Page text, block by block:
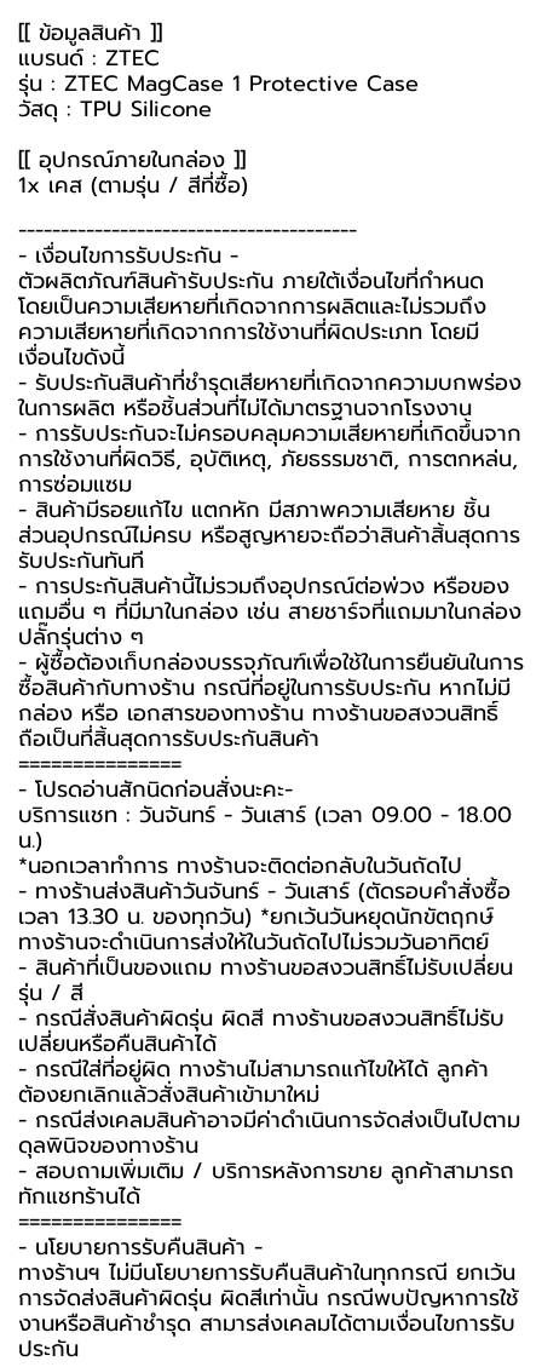
[[ ข้อมูลสินค้า ]]
แบรนด์ : ZTEC
รุ่น : ZTEC MagCase 1 Protective Case
วัสดุ : TPU Silicone
[[ อุปกรณ์ภายในกล่อง ]]
1x เคส (ตามรุ่น / สีที่ซื้อ)
----------------------------------------
-️ เงื่อนไขการรับประกัน -️
ตัวผลิตภัณฑ์สินค้ารับประกัน ภายใต้เงื่อนไขที่กำหนด
โดยเป็นความเสียหายที่เกิดจากการผลิตและไม่รวมถึง
ความเสียหายที่เกิดจากการใช้งานที่ผิดประเภท โดยมี
เงื่อนไขดังนี้
- รับประกันสินค้าที่ชำรุดเสียหายที่เกิดจากความบกพร่อง
ในการผลิต หรือชิ้นส่วนที่ไม่ได้มาตรฐานจากโรงงาน
- การรับประกันจะไม่ครอบคลุมความเสียหายที่เกิดขึ้นจาก
การใช้งานที่ผิดวิธี, อุบัติเหตุ, ภัยธรรมชาติ, การตกหล่น,
การซ่อมแซม
- สินค้ามีรอยแก้ไข แตกหัก มีสภาพความเสียหาย ชิ้น
ส่วนอุปกรณ์ไม่ครบ หรือสูญหายจะถือว่าสินค้าสิ้นสุดการ
รับประกันทันที
- การประกันสินค้านี้ไม่รวมถึงอุปกรณ์ต่อพ่วง หรือของ
แถมอื่น ๆ ที่มีมาในกล่อง เช่น สายชาร์จที่แถมมาในกล่อง
ปลั๊กรุ่นต่าง ๆ
-️ ผู้ซื้อต้องเก็บกล่องบรรจุภัณฑ์เพื่อใช้ในการยืนยันในการ
ซื้อสินค้ากับทางร้าน กรณีที่อยู่ในการรับประกัน หากไม่มี
กล่อง หรือ เอกสารของทางร้าน ทางร้านขอสงวนสิทธิ์
ถือเป็นที่สิ้นสุดการรับประกันสินค้า
===============
-️ โปรดอ่านสักนิดก่อนสั่งนะคะ-️
บริการแชท : วันจันทร์ - วันเสาร์ (เวลา 09.00 - 18.00
น.)
*นอกเวลาทำการ ทางร้านจะติดต่อกลับในวันถัดไป
- ทางร้านส่งสินค้าวันจันทร์ - วันเสาร์ (ตัดรอบคำสั่งซื้อ
เวลา 13.30 น. ของทุกวัน) *ยกเว้นวันหยุดนักขัตฤกษ์
ทางร้านจะดำเนินการส่งให้ในวันถัดไปไม่รวมวันอาทิตย์
- สินค้าที่เป็นของแถม ทางร้านขอสงวนสิทธิ์ไม่รับเปลี่ยน
รุ่น / สี
- กรณีสั่งสินค้าผิดรุ่น ผิดสี ทางร้านขอสงวนสิทธิ์ไม่รับ
เปลี่ยนหรือคืนสินค้าได้
- กรณีใส่ที่อยู่ผิด ทางร้านไม่สามารถแก้ไขให้ได้ ลูกค้า
ต้องยกเลิกแล้วสั่งสินค้าเข้ามาใหม่
- กรณีส่งเคลมสินค้าอาจมีค่าดำเนินการจัดส่งเป็นไปตาม
ดุลพินิจของทางร้าน
- สอบถามเพิ่มเติม / บริการหลังการขาย ลูกค้าสามารถ
ทักแชทร้านได้
===============
-️ นโยบายการรับคืนสินค้า -️
ทางร้านฯ ไม่มีนโยบายการรับคืนสินค้าในทุกกรณี ยกเว้น
การจัดส่งสินค้าผิดรุ่น ผิดสีเท่านั้น กรณีพบปัญหาการใช้
งานหรือสินค้าชำรุด สามารส่งเคลมได้ตามเงื่อนไขการรับ
ประกัน